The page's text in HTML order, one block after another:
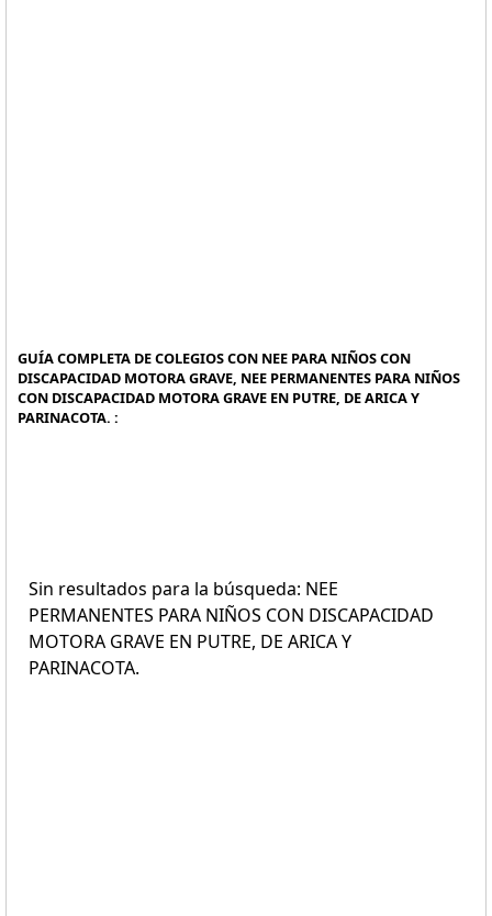
GUÍA COMPLETA DE COLEGIOS CON NEE PARA NIÑOS CON
DISCAPACIDAD MOTORA GRAVE, NEE PERMANENTES PARA NIÑOS
CON DISCAPACIDAD MOTORA GRAVE EN PUTRE, DE ARICA Y
PARINACOTA. :
Sin resultados para la búsqueda: NEE
PERMANENTES PARA NIÑOS CON DISCAPACIDAD
MOTORA GRAVE EN PUTRE, DE ARICA Y
PARINACOTA.